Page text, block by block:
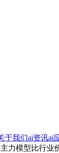
于我们ai资讯ai
力模型比行业